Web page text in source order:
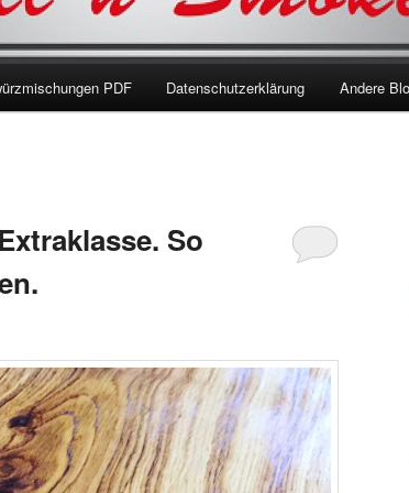
PDF Datenschutzerklärung Andere
So